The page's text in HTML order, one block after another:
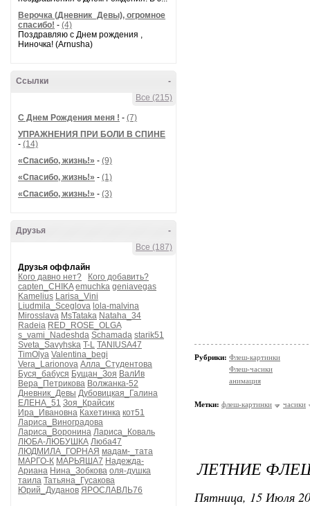
Верочка (Дневник_Девы), огромное
спасибо! - (4)
Поздравляю с Днем рождения ,
Ниночка! (Arnusha)
-
Ссылки
Все (215)
С Днем Рождения меня ! - (7)
УПРАЖНЕНИЯ ПРИ БОЛИ В СПИНЕ
- (14)
«Спасибо, жизнь!» - (9)
«Спасибо, жизнь!» - (1)
«Спасибо, жизнь!» - (3)
-
Друзья
Все (187)
Друзья оффлайн
Кого давно нет?
Кого добавить?
capten_CHIKA emuchka geniavegas
Kamelius Larisa_Vini
Liudmila_Sceglova lola-malvina
Mirosslava MsTataka Nataha_34
Radeia RED_ROSE_OLGA
s_vami_Nadeshda Schamada starik51
Sveta_Savyhska T-L TANIUSA47
TimOlya Valentina_begi
Vera_Larionova Алла_Студентова
Буся_бабуся Бущан_Зоя ВалИв
Вера_Петрикова Волжанка-52
Дневник_Девы Дубовицкая_Галина
ЕЛЕНА_51 Зоя_Крайсик
Ира_Ивановна Кахетинка кот51
Лариса_Виноградова
Лариса_Воронина Лариса_Коваль
ЛЮБА-ЛЮБУШКА Люба47
ЛЮДМИЛА_ГОРНАЯ мадам-_тата
МАРГО-К МАРЬЯША7 Надежда-
Ариана Нина_Зобкова оля-душка
таила Татьяна_Гусакова
Юрий_Дуданов ЯРОСЛАВЛЬ76
Рубрики: Флеш-картинки
Флеш-часики
анимация
Метки: флеш-картинки часики
ЛЕТНИЕ
Пятница, 15 Июля